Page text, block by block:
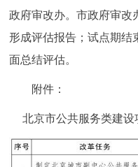
政府审改办。市政府审改
形成评估报告；试点期结
面总结评估。
附件：
北京市公共服务类建